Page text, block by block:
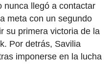
nunca llegó a contactar
meta con un segundo
su primera victoria de la
Por detrás, Savilia
imponerse en la lucha